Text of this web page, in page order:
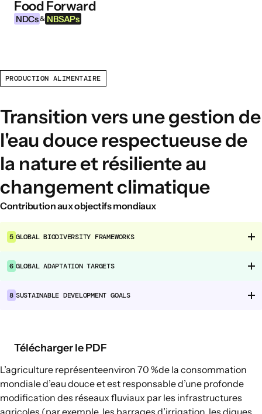
Aller au contenu
Food Forward
NDCs & NBSAPs
INFORMATIONS
À propos de cet outil
Qu’est-ce que les NDCs ?
Qu’est-ce que les NBSAPs ?
Pourquoi agir sur l’agriculture et les
systèmes alimentaires ?
DOMAINES D’INTERVENTION ALIMENTAIRE
Environnement alimentaire
Gouvernance alimentaire
Production alimentaire
Chaînes d’approvisionnement
alimentaire
l’agriculture et des systèmes
alimentaires
Connexions
PRODUCTION ALIMENTAIRE
Transition vers une gestion de
l'eau douce respectueuse de
la nature et résiliente au
changement climatique
Contribution aux objectifs mondiaux
5 GLOBAL BIODIVERSITY FRAMEWORKS
6 GLOBAL ADAPTATION TARGETS
8 SUSTAINABLE DEVELOPMENT GOALS
Télécharger le PDF
L’agriculture représenteenviron 70 %de la consommation
mondiale d’eau douce et est responsable d’une profonde
modification des réseaux fluviaux par les infrastructures
agricoles (par exemple, les barrages d’irrigation, les digues